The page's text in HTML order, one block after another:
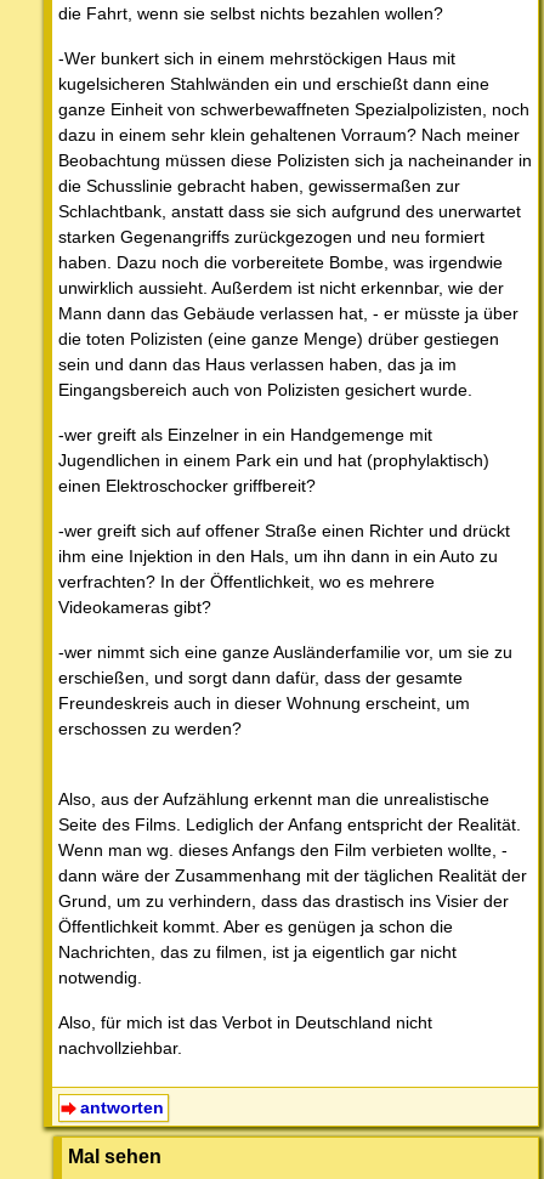
die Fahrt, wenn sie selbst nichts bezahlen wollen?
-Wer bunkert sich in einem mehrstöckigen Haus mit
kugelsicheren Stahlwänden ein und erschießt dann eine
ganze Einheit von schwerbewaffneten Spezialpolizisten, noch
dazu in einem sehr klein gehaltenen Vorraum? Nach meiner
Beobachtung müssen diese Polizisten sich ja nacheinander in
die Schusslinie gebracht haben, gewissermaßen zur
Schlachtbank, anstatt dass sie sich aufgrund des unerwartet
starken Gegenangriffs zurückgezogen und neu formiert
haben. Dazu noch die vorbereitete Bombe, was irgendwie
unwirklich aussieht. Außerdem ist nicht erkennbar, wie der
Mann dann das Gebäude verlassen hat, - er müsste ja über
die toten Polizisten (eine ganze Menge) drüber gestiegen
sein und dann das Haus verlassen haben, das ja im
Eingangsbereich auch von Polizisten gesichert wurde.
-wer greift als Einzelner in ein Handgemenge mit
Jugendlichen in einem Park ein und hat (prophylaktisch)
einen Elektroschocker griffbereit?
-wer greift sich auf offener Straße einen Richter und drückt
ihm eine Injektion in den Hals, um ihn dann in ein Auto zu
verfrachten? In der Öffentlichkeit, wo es mehrere
Videokameras gibt?
-wer nimmt sich eine ganze Ausländerfamilie vor, um sie zu
erschießen, und sorgt dann dafür, dass der gesamte
Freundeskreis auch in dieser Wohnung erscheint, um
erschossen zu werden?
Also, aus der Aufzählung erkennt man die unrealistische
Seite des Films. Lediglich der Anfang entspricht der Realität.
Wenn man wg. dieses Anfangs den Film verbieten wollte, -
dann wäre der Zusammenhang mit der täglichen Realität der
Grund, um zu verhindern, dass das drastisch ins Visier der
Öffentlichkeit kommt. Aber es genügen ja schon die
Nachrichten, das zu filmen, ist ja eigentlich gar nicht
notwendig.
Also, für mich ist das Verbot in Deutschland nicht
nachvollziehbar.
antworten
Mal sehen